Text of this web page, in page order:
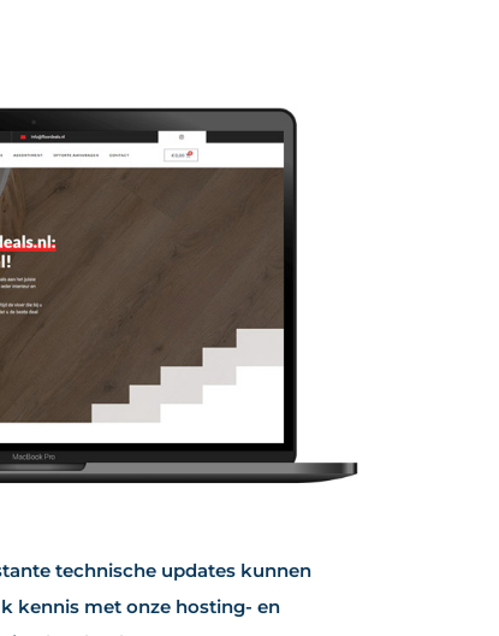
technische updates kunnen
kennis met onze hosting- en